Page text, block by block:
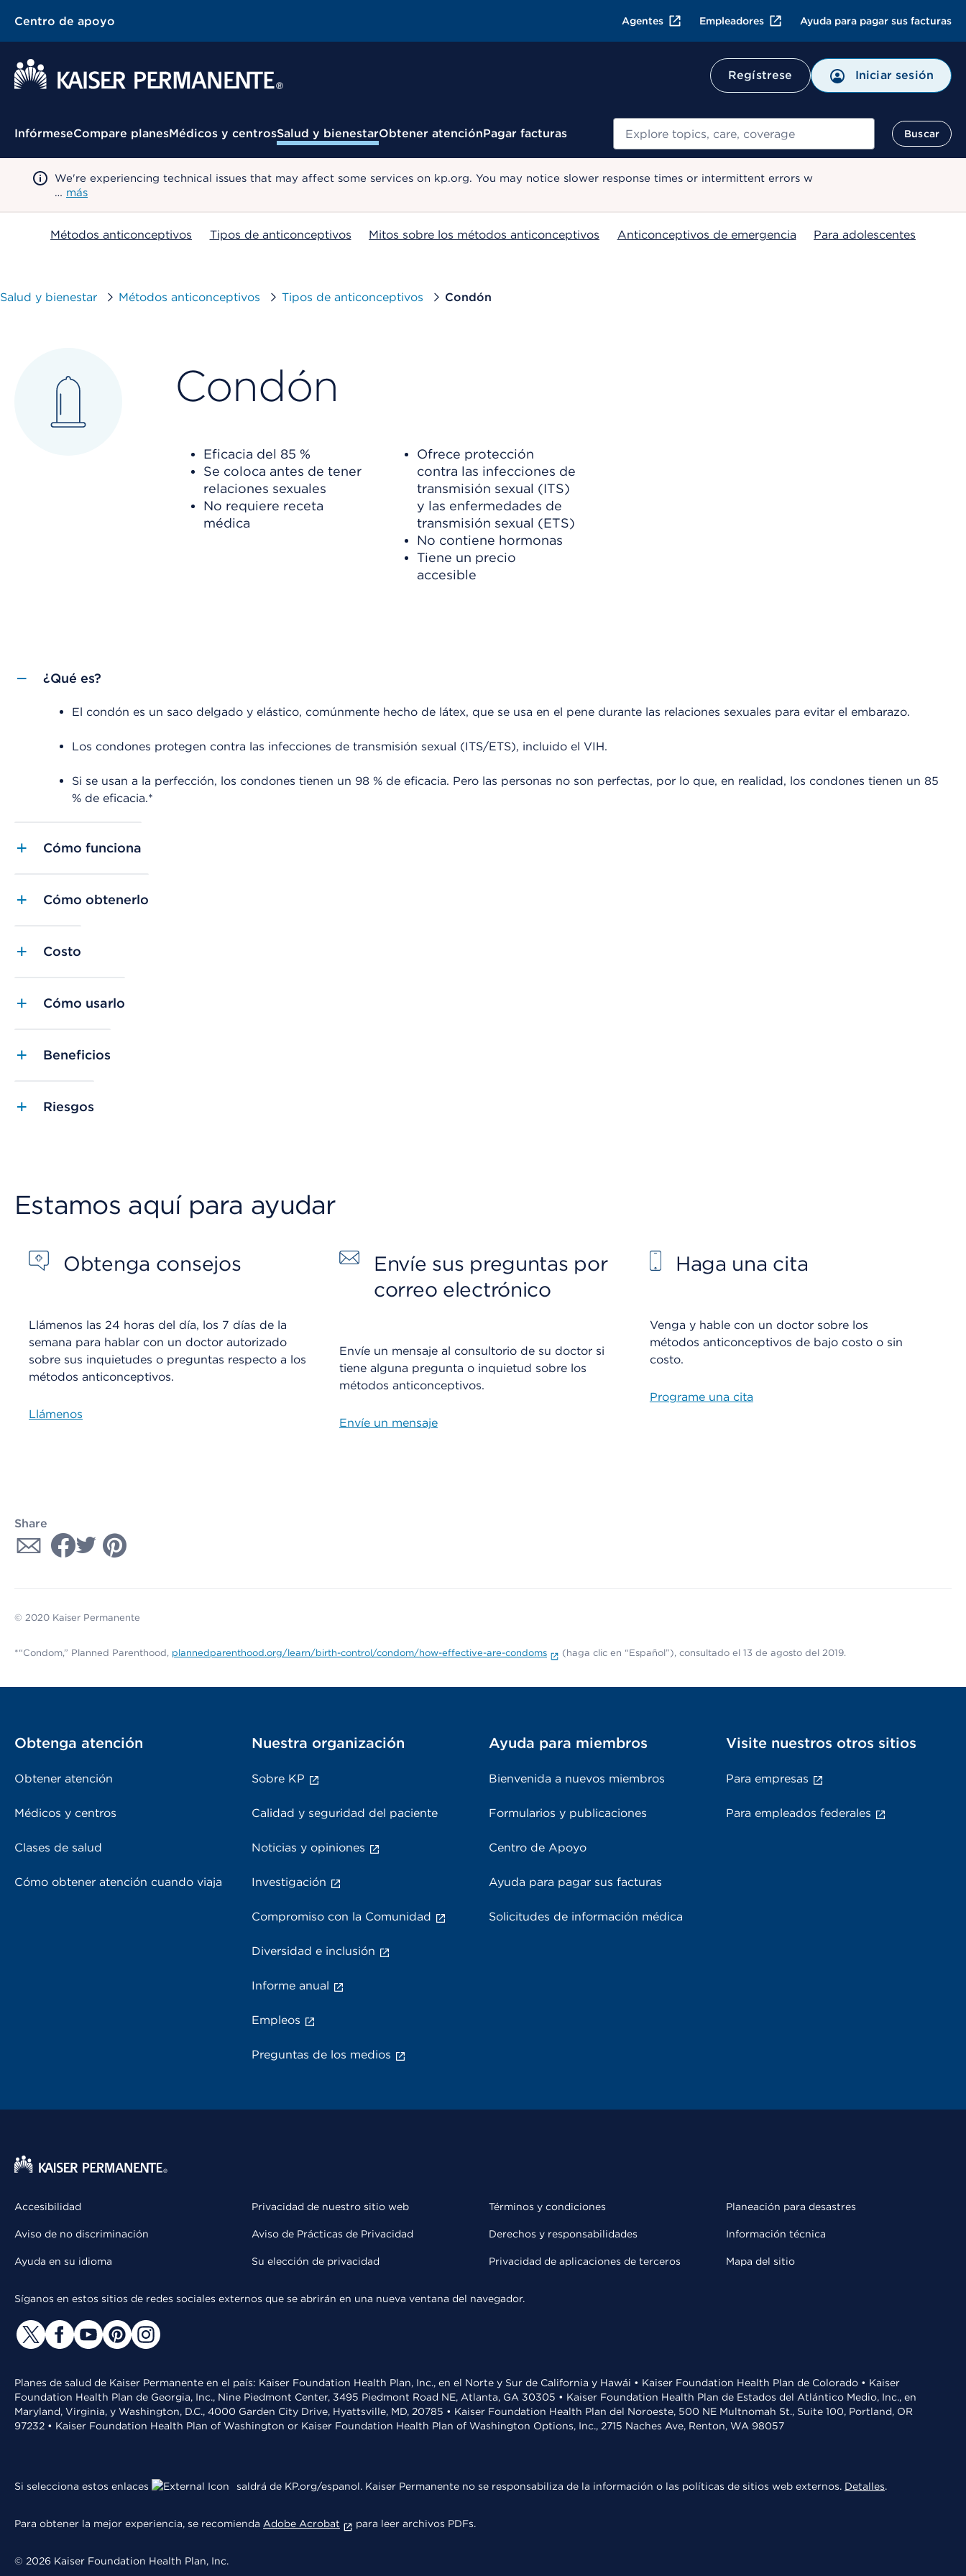
Centro de apoyo Agentes Empleadores Ayuda para pagar sus facturas
Regístrese Iniciar sesión
Menú contextual
InfórmeseCompare planesMédicos y centrosSalud y bienestarObtener atenciónPagar facturas Buscar
We're experiencing technical issues that may affect some services on kp.org. You may notice slower response times or intermittent errors w
… más
Métodos anticonceptivos Tipos de anticonceptivos Mitos sobre los métodos anticonceptivos Anticonceptivos de emergencia Para adolescentes
Salud y bienestar Métodos anticonceptivos Tipos de anticonceptivos Condón
Condón
Eficacia del 85 %
Se coloca antes de tener
relaciones sexuales
No requiere receta
médica
Ofrece protección
contra las infecciones de
transmisión sexual (ITS)
y las enfermedades de
transmisión sexual (ETS)
No contiene hormonas
Tiene un precio
accesible
¿Qué es?
El condón es un saco delgado y elástico, comúnmente hecho de látex, que se usa en el pene durante las relaciones sexuales para evitar el embarazo.
Los condones protegen contra las infecciones de transmisión sexual (ITS/ETS), incluido el VIH.
Si se usan a la perfección, los condones tienen un 98 % de eficacia. Pero las personas no son perfectas, por lo que, en realidad, los condones tienen un 85
% de eficacia.*
Cómo funciona
Cómo obtenerlo
Costo
Cómo usarlo
Beneficios
Riesgos
Estamos aquí para ayudar
Obtenga consejos
Llámenos las 24 horas del día, los 7 días de la
semana para hablar con un doctor autorizado
sobre sus inquietudes o preguntas respecto a los
métodos anticonceptivos.
Llámenos
Envíe sus preguntas por
correo electrónico
Envíe un mensaje al consultorio de su doctor si
tiene alguna pregunta o inquietud sobre los
métodos anticonceptivos.
Envíe un mensaje
Haga una cita
Venga y hable con un doctor sobre los
métodos anticonceptivos de bajo costo o sin
costo.
Programe una cita
Share
© 2020 Kaiser Permanente
*“Condom,” Planned Parenthood, plannedparenthood.org/learn/birth-control/condom/how-effective-are-condoms (haga clic en “Español”), consultado el 13 de agosto del 2019.
Obtenga atención
Obtener atención
Médicos y centros
Clases de salud
Cómo obtener atención cuando viaja
Nuestra organización
Sobre KP
Calidad y seguridad del paciente
Noticias y opiniones
Investigación
Compromiso con la Comunidad
Diversidad e inclusión
Informe anual
Empleos
Preguntas de los medios
Ayuda para miembros
Bienvenida a nuevos miembros
Formularios y publicaciones
Centro de Apoyo
Ayuda para pagar sus facturas
Solicitudes de información médica
Visite nuestros otros sitios
Para empresas
Para empleados federales
Accesibilidad
Aviso de no discriminación
Ayuda en su idioma
Privacidad de nuestro sitio web
Aviso de Prácticas de Privacidad
Su elección de privacidad
Términos y condiciones
Derechos y responsabilidades
Privacidad de aplicaciones de terceros
Planeación para desastres
Información técnica
Mapa del sitio
Síganos en estos sitios de redes sociales externos que se abrirán en una nueva ventana del navegador.
Planes de salud de Kaiser Permanente en el país: Kaiser Foundation Health Plan, Inc., en el Norte y Sur de California y Hawái • Kaiser Foundation Health Plan de Colorado • Kaiser
Foundation Health Plan de Georgia, Inc., Nine Piedmont Center, 3495 Piedmont Road NE, Atlanta, GA 30305 • Kaiser Foundation Health Plan de Estados del Atlántico Medio, Inc., en
Maryland, Virginia, y Washington, D.C., 4000 Garden City Drive, Hyattsville, MD, 20785 • Kaiser Foundation Health Plan del Noroeste, 500 NE Multnomah St., Suite 100, Portland, OR
97232 • Kaiser Foundation Health Plan of Washington or Kaiser Foundation Health Plan of Washington Options, Inc., 2715 Naches Ave, Renton, WA 98057
Si selecciona estos enlaces saldrá de KP.org/espanol. Kaiser Permanente no se responsabiliza de la información o las políticas de sitios web externos. Detalles.
Para obtener la mejor experiencia, se recomienda Adobe Acrobat para leer archivos PDFs.
© 2026 Kaiser Foundation Health Plan, Inc.